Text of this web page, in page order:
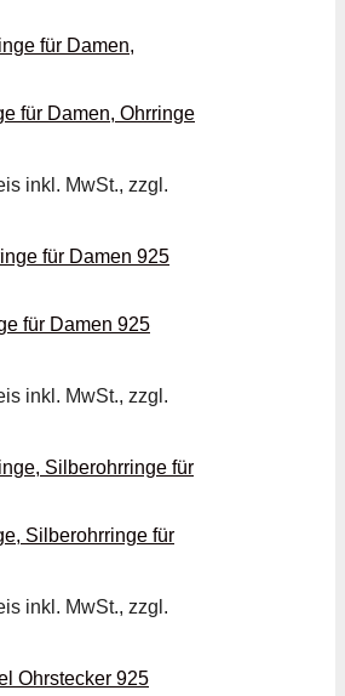
für Damen, Ohrringe
inkl. MwSt., zzgl.
für Damen 925
inkl. MwSt., zzgl.
Silberohrringe für
inkl. MwSt., zzgl.